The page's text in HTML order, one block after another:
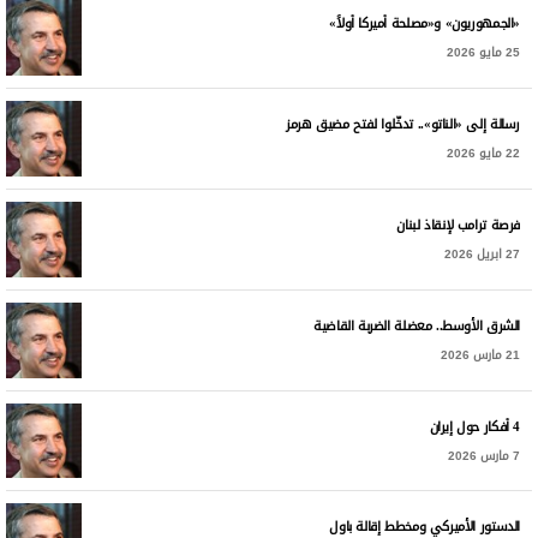
«الجمهوريون» و«مصلحة أميركا أولاً»
25 مايو 2026
رسالة إلى «الناتو».. تدخّلوا لفتح مضيق هرمز
22 مايو 2026
فرصة ترامب لإنقاذ لبنان
27 ابريل 2026
الشرق الأوسط.. معضلة الضربة القاضية
21 مارس 2026
4 أفكار حول إيران
الدستور الأميركي ومخطط إقالة باول